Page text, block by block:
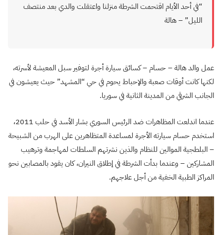
“في أحد الأيام اقتحمت الشرطة منزلنا واعتقلت والدي بعد منتصف
الليل” – هالة
عمل والد هالة – حسام – كسائق سيارة أجرة لتوفير سبل المعيشة لأسرته،
لكنها كانت أوقات صعبة والإحباط يحوم في حي “المشهد” حيث يعيشون في
الجانب الشرقي من المدينة الثانية في سوريا.
عندما اندلعت المظاهرات ضد الرئيس السوري بشار الأسد في حلب 2011،
استخدم حسام سيارته الأجرة لمساعدة المتظاهرين على الهرب من الشبيحة
– البلطجية الموالين للنظام والذين نشرتهم السلطات لمهاجمة وترهيب
المشاركين – وعندما بدأت الشرطة في إطلاق النيران، كان يقود بالمصابين نحو
المراكز الطبية الخفية من أجل علاجهم.